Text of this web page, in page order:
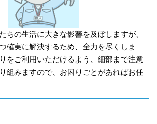
ちの生活に大きな影響を及ぼしますが、
確実に解決するため、全力を尽くしま
をご利用いただけるよう、細部まで注意
組みますので、お困りごとがあればお任